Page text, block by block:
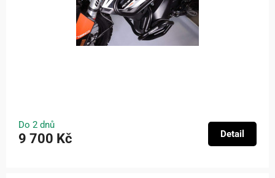
Do 2 dnů
9 700 Kč Detail